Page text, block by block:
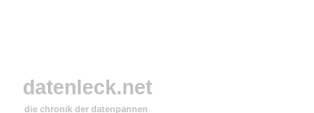
datenleck.net
die chronik der datenpannen